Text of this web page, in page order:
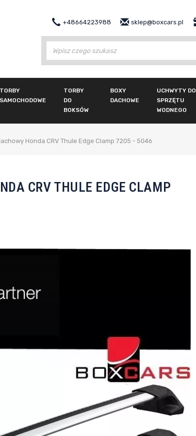
+48664223988 sklep@boxcars.pl
TORBY
SAMOCHODOWE
TORBY
DO
BOKSÓW
BOXY
DACHOWE
UCHWYTY DO
SPRZĘTU
WODNEGO
Honda CRV Thule Edge Clamp 7205 - 5046
CRV THULE EDGE CLAMP